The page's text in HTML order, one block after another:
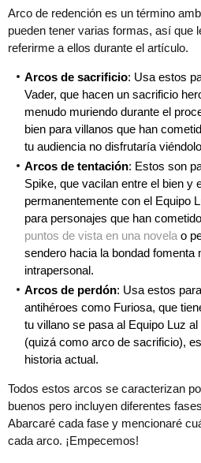
Arco de redención es un término
pueden tener varias formas, así que
referirme a ellos durante el artículo.
Arcos de sacrificio: Usa estos
Vader, que hacen un sacrificio
menudo muriendo durante el
bien para villanos que han
tu audiencia no disfrutaría
Arcos de tentación: Estos son
Spike, que vacilan entre el bien y
permanentemente con el Equipo
para personajes que han
puntos de vista en una novelao
sendero hacia la bondad fomenta
intrapersonal.
Arcos de perdón: Usa estos
antihéroes como Furiosa, que
tu villano se pasa al Equipo Luz
(quizá como arco de sacrificio),
historia actual.
Todos estos arcos se caracterizan
buenos pero incluyen diferentes
Abarcaré cada fase y mencionaré
cada arco. ¡Empecemos!